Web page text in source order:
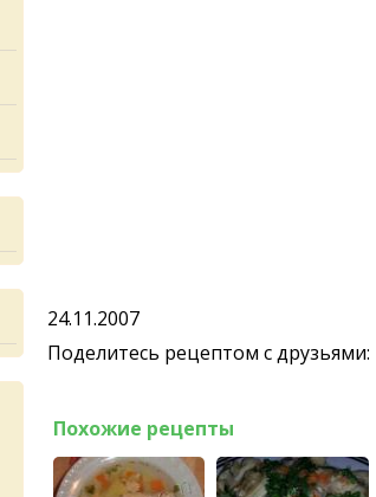
24.11.2007
Поделитесь рецептом с друзьями:
Похожие рецепты